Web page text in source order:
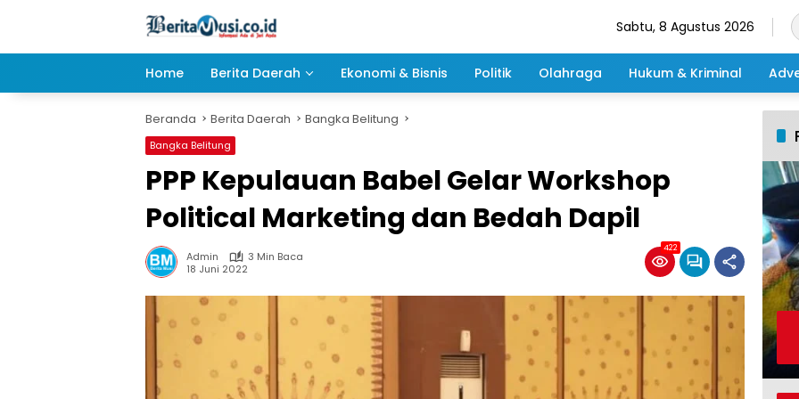
Sabtu, 8 Agustus 2026
Home Berita Daerah Ekonomi & Bisnis Politik Olahraga Hukum & Kriminal
Beranda Berita Daerah Bangka Belitung
Bangka Belitung
PPP Kepulauan Babel Gelar Workshop
Political Marketing dan Bedah Dapil
Admin
3 Min Baca
18 Juni 2022
422